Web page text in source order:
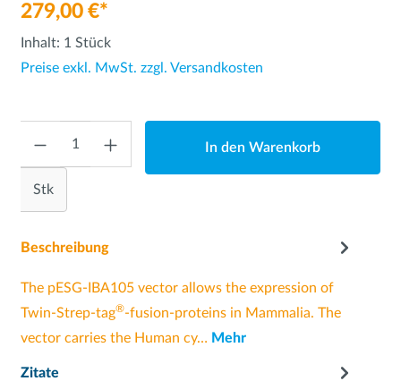
279,00 €*
Inhalt: 1 Stück
Preise exkl. MwSt. zzgl. Versandkosten
Stk
In den Warenkorb
Beschreibung
The pESG-IBA105 vector allows the expression of
Twin-Strep-tag®-fusion-proteins in Mammalia. The
vector carries the Human cy… Mehr
Zitate